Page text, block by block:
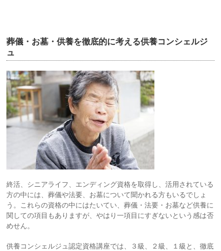
葬儀・お墓・供養を徹底的に考える供養コンシェルジ
ュ
終活、シニアライフ、エンディング資格を取得し、活用されている
方の中には、葬儀や法要、お墓について聞かれる方もいるでしょ
う。これらの資格の中にはたいてい、葬儀・法要・お墓など供養に
関しての項目もありますが、やはり一項目にすぎないという感は否
めせん。
供養コンシェルジュ認定資格講座では、３級、２級、１級と、徹底